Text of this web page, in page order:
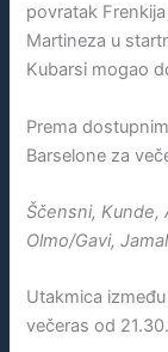
povratak
Martineza u
Kubarsi mogao
Prema
Barselone za
Ščensni, Kunde,
Olmo/Gavi,
Utakmica
večeras od 21.30.